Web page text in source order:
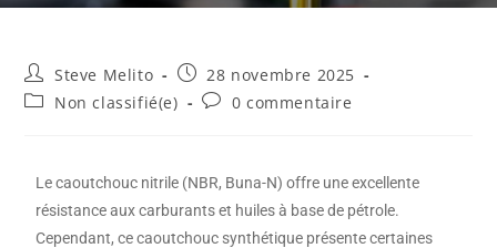
Steve Melito
28 novembre 2025
Non classifié(e)
0 commentaire
Le caoutchouc nitrile (NBR, Buna-N) offre une excellente
résistance aux carburants et huiles à base de pétrole.
Cependant, ce caoutchouc synthétique présente certaines